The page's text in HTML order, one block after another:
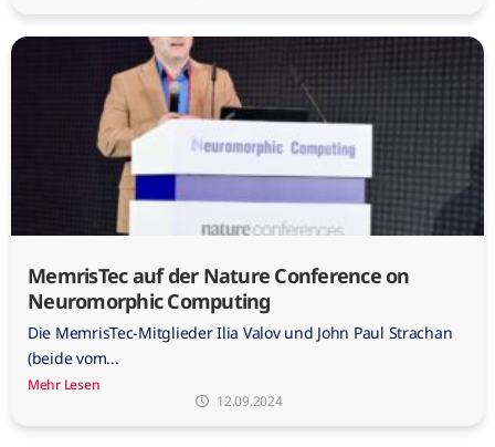
MemrisTec auf der Nature Conference on
Neuromorphic Computing
Die MemrisTec-Mitglieder Ilia Valov und John Paul Strachan
(beide vom...
Mehr Lesen
12.09.2024